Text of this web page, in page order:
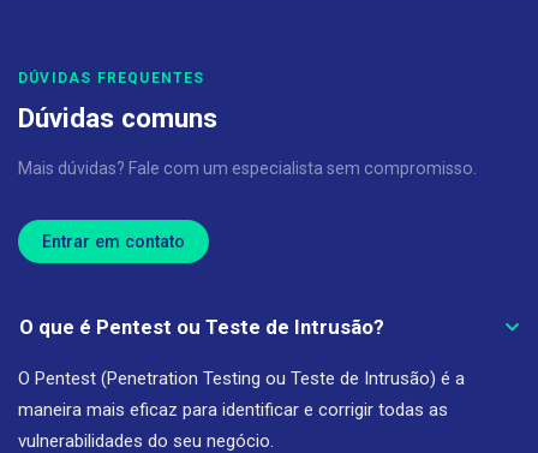
DÚVIDAS FREQUENTES
Dúvidas comuns
Mais dúvidas? Fale com um especialista sem compromisso.
Entrar em contato
O que é Pentest ou Teste de Intrusão?
O Pentest (Penetration Testing ou Teste de Intrusão) é a
maneira mais eficaz para identificar e corrigir todas as
vulnerabilidades do seu negócio.